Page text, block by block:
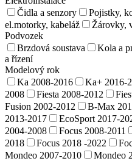
Čidla a senzory
Pojistky,
el.motorky, kabeláž
Žárovky,
Podvozek
Brzdová soustava
Kola a
a řízení
Modelový rok
Ka 2008-2016
Ka+ 2016-
2008
Fiesta 2008-2012
Fusion 2002-2012
B-Max
2013-2017
EcoSport 2017-
2004-2008
Focus 2008-2011
2018
Focus 2018 -2022
Mondeo 2007-2010
Mondeo